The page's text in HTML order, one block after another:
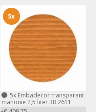
5xEmbadecor transparant
mahonie 2,5 liter 38.2611
5x